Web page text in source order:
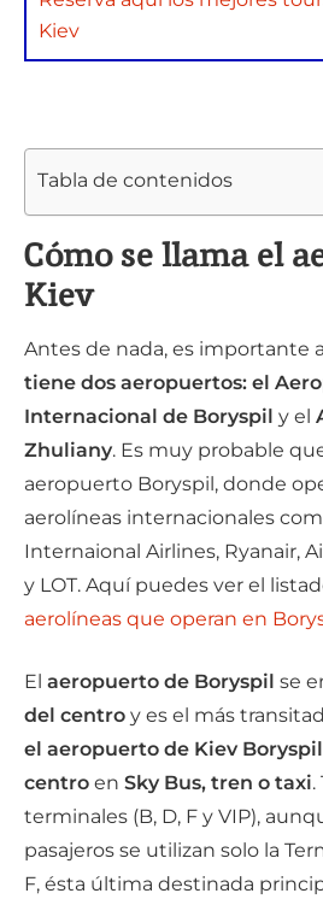
Kiev
Tabla de contenidos
Cómo se llama el
Kiev
Antes de nada, es importante
tiene dos aeropuertos: el
Internacional de Boryspil y el
Zhuliany. Es muy probable
aeropuerto Boryspil, donde
aerolíneas internacionales
Internaional Airlines, Ryanair,
y LOT. Aquí puedes ver el
aerolíneas que operan en
El aeropuerto de Boryspil se
del centro y es el más
el aeropuerto de Kiev
centro en Sky Bus, tren o taxi.
terminales (B, D, F y VIP),
pasajeros se utilizan solo la
F, ésta última destinada